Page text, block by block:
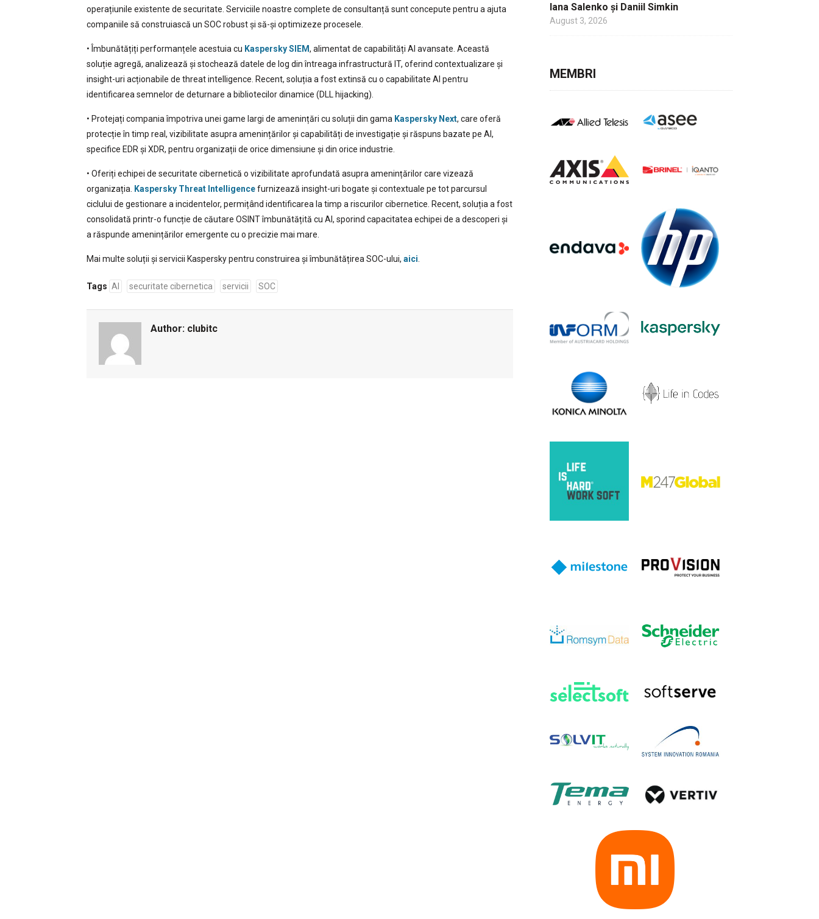
operațiunile existente de securitate. Serviciile noastre complete de consultanță sunt concepute pentru a ajuta
companiile să construiască un SOC robust și să-și optimizeze procesele.
• Îmbunătățiți performanțele acestuia cu Kaspersky SIEM, alimentat de capabilități AI avansate. Această
soluție agregă, analizează și stochează datele de log din întreaga infrastructură IT, oferind contextualizare și
insight-uri acționabile de threat intelligence. Recent, soluția a fost extinsă cu o capabilitate AI pentru
identificarea semnelor de deturnare a bibliotecilor dinamice (DLL hijacking).
• Protejați compania împotriva unei game largi de amenințări cu soluții din gama Kaspersky Next, care oferă
protecție în timp real, vizibilitate asupra amenințărilor și capabilități de investigație și răspuns bazate pe AI,
specifice EDR și XDR, pentru organizații de orice dimensiune și din orice industrie.
• Oferiți echipei de securitate cibernetică o vizibilitate aprofundată asupra amenințărilor care vizează
organizația.
Kaspersky Threat Intelligencefurnizează insight-uri bogate și contextuale pe tot parcursul
ciclului de gestionare a incidentelor, permițând identificarea la timp a riscurilor cibernetice. Recent, soluția a fost
consolidată printr-o funcție de căutare OSINT îmbunătățită cu AI, sporind capacitatea echipei de a descoperi și
a răspunde amenințărilor emergente cu o precizie mai mare.
Mai multe soluții și servicii Kaspersky pentru construirea și îmbunătățirea SOC-ului, aici
Tags AI securitate cibernetica servicii SOC
Author: clubitc
Iana Salenko și Daniil Simkin
August 3, 2026
MEMBRI